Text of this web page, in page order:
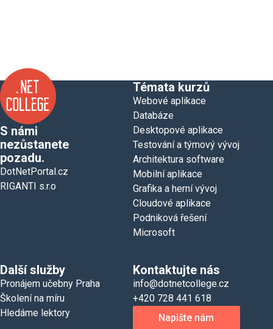
S námi
nezůstanete
pozadu.
DotNetPortal.cz
RIGANTI s.r.o
Témata kurzů
Webové aplikace
Databáze
Desktopové aplikace
Testování a týmový vývoj
Architektura software
Mobilní aplikace
Grafika a herní vývoj
Cloudové aplikace
Podniková řešení
Microsoft
Další služby
Pronájem učebny Praha
Školení na míru
Hledáme lektory
Kontaktujte nás
info@dotnetcollege.cz
+420 728 441 618
Napište nám